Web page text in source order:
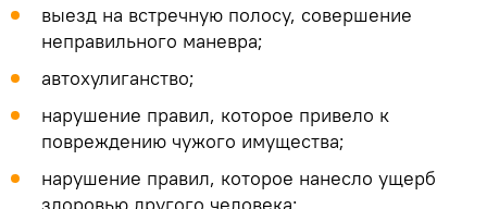
выезд на встречную полосу, совершение
неправильного маневра;
автохулиганство;
нарушение правил, которое привело к
повреждению чужого имущества;
нарушение правил, которое нанесло ущерб
здоровью другого человека;